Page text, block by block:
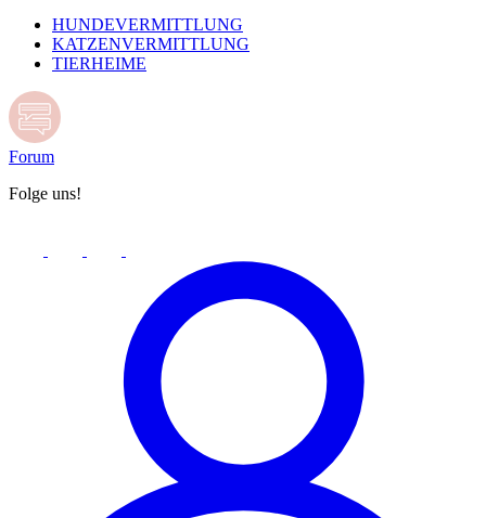
HUNDEVERMITTLUNG
KATZENVERMITTLUNG
TIERHEIME
Forum
Folge uns!